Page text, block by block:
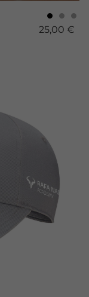
25,00 €